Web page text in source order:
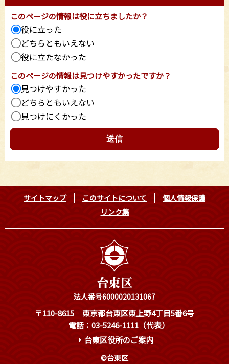
このページの情報は役に立ちましたか？
役に立った
どちらともいえない
役に立たなかった
このページの情報は見つけやすかったですか？
見つけやすかった
どちらともいえない
見つけにくかった
サイトマップ このサイトについて
個人情報保護
リンク集
法人番号6000020131067
〒110-8615
東京都台東区東上野4丁目5番6号
電話：03-5246-1111（代表）
台東区役所のご案内
©台東区